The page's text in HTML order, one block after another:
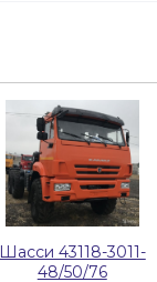
Шасси 43118-3011-
48/50/76